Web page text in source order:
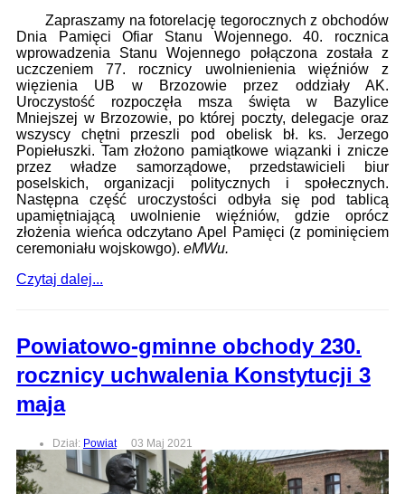
Zapraszamy na fotorelację tegorocznych z obchodów
Dnia Pamięci Ofiar Stanu Wojennego. 40. rocznica
wprowadzenia Stanu Wojennego połączona została z
uczczeniem 77. rocznicy uwolnienienia więźniów z
więzienia UB w Brzozowie przez oddziały AK.
Uroczystość rozpoczęła msza święta w Bazylice
Mniejszej w Brzozowie, po której poczty, delegacje oraz
wszyscy chętni przeszli pod obelisk bł. ks. Jerzego
Popiełuszki. Tam złożono pamiątkowe wiązanki i znicze
przez władze samorządowe, przedstawicieli biur
poselskich, organizacji politycznych i społecznych.
Następna część uroczystości odbyła się pod tablicą
upamiętniającą uwolnienie więźniów, gdzie oprócz
złożenia wieńca odczytano Apel Pamięci (z pominięciem
ceremoniału wojskowgo). eMWu.
Czytaj dalej...
Powiatowo-gminne obchody 230.
rocznicy uchwalenia Konstytucji 3
maja
Dział: Powiat 03 Maj 2021